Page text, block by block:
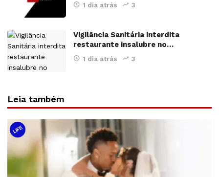
1 dia atrás 3
Vigilância Sanitária interdita
restaurante insalubre no…
1 dia atrás 3
Leia também
LIFE